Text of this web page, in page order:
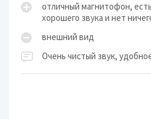
отличный магнитофон,
хорошего звука и нет
внешний вид
Очень чистый звук,